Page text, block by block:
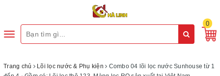
Toggle
0
Trang chủ Lõi lọc nước & Phụ kiện
Combo 04 lõi lọc nước Sunhouse từ 1